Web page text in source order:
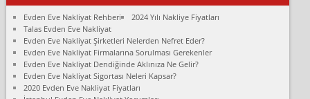
olduk. Asansörlü dediler sonra uraya asansör kurulmaz dediler
fark istediler. ortada asa...
Nimet:
Ben 2021 Ağustos ilk haftası Evimi taşıdım yani İstanbul'un bir
Mahallesi'nden bir başka Mahallesi'ne yani Ümraniye bölgesinde
oturuyorum önceleri ara...
Evden Eve Nakliyat Rehberi
2024 Yılı Nakliye Fiyatları
Talas Evden Eve Nakliyat
Evden Eve Nakliyat Şirketleri Nelerden Nefret Eder?
Evden Eve Nakliyat Firmalarına Sorulması Gerekenler
Evden Eve Nakliyat Dendiğinde Aklınıza Ne Gelir?
Evden Eve Nakliyat Sigortası Neleri Kapsar?
2020 Evden Eve Nakliyat Fiyatları